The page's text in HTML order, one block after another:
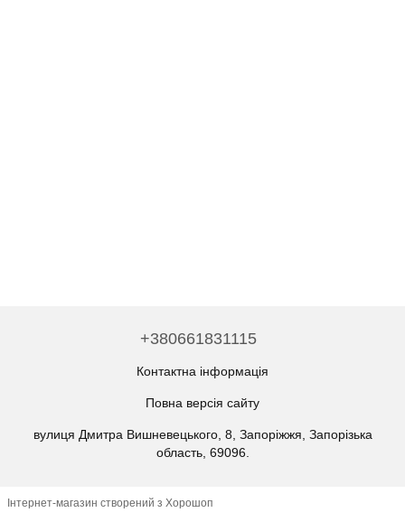
+380661831115
Контактна інформація
Повна версія сайту
вулиця Дмитра Вишневецького, 8, Запоріжжя, Запорізька
область, 69096.
Інтернет-магазин створений з Хорошоп